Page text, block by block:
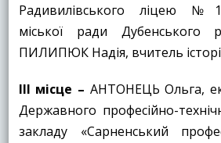
Радивилівського ліцею №1
міської ради Дубенського
ПИЛИПЮК Надія, вчитель
ІІІ місце – АНТОНЕЦЬ Ольга,
Державного професійно-
закладу «Сарненський